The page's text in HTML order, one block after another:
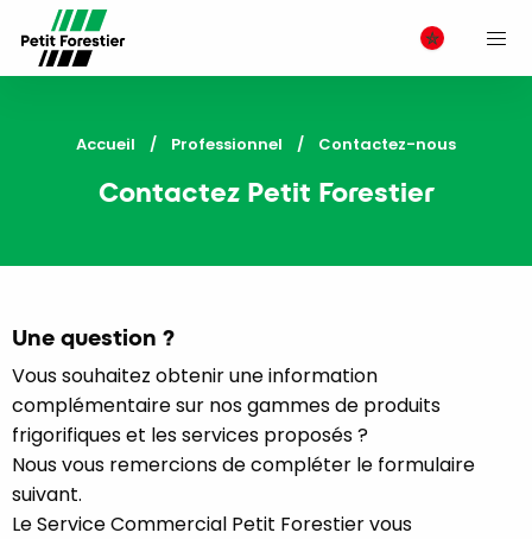
Accueil Professionnel Current:
Contactez-nous
Contactez Petit Forestier
Une question ?
Vous souhaitez obtenir une information
complémentaire sur nos gammes de produits
frigorifiques et les services proposés ?
Nous vous remercions de compléter le formulaire
suivant.
Le Service Commercial Petit Forestier vous